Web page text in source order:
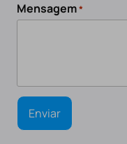
Mensagem*